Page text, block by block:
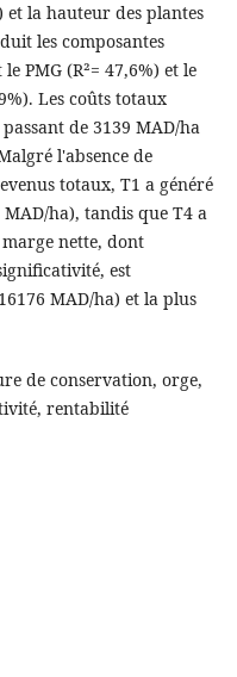
et la hauteur des plantes
les composantes
PMG (R²= 47,6%) et le
Les coûts totaux
de 3139 MAD/ha
l'absence de
totaux, T1 a généré
ha), tandis que T4 a
nette, dont
est
MAD/ha) et la plus
de conservation, orge,
rentabilité